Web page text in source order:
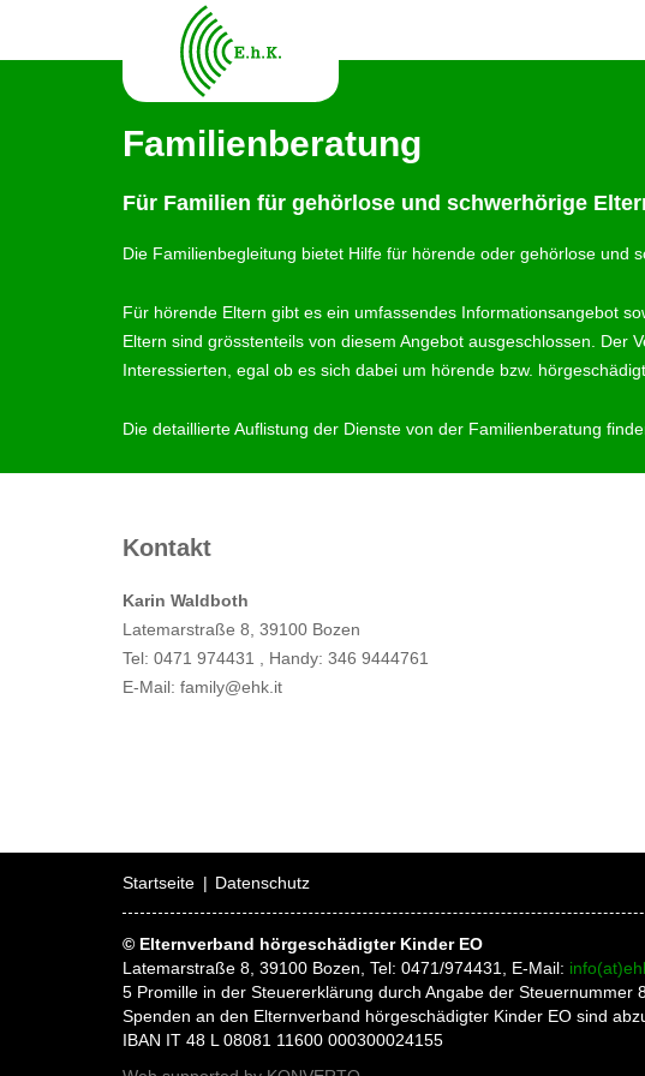
Familienberatung
Für Familien für gehörlose und schwerhörige
Die Familienbegleitung bietet Hilfe für hörende oder gehörlose und
Für hörende Eltern gibt es ein umfassendes Informationsangebot
Eltern sind grösstenteils von diesem Angebot ausgeschlossen. Der
Interessierten, egal ob es sich dabei um hörende bzw.
Die detaillierte Auflistung der Dienste von der Familienberatung
Kontakt
Karin Waldboth
Latemarstraße 8, 39100 Bozen
Tel: 0471 974431 , Handy: 346 9444761
E-Mail: family@ehk.it
Startseite Datenschutz
© Elternverband hörgeschädigter Kinder EO
Latemarstraße 8, 39100 Bozen, Tel: 0471/974431, E-Mail:
5 Promille in der Steuererklärung durch Angabe der Steuernummer
Spenden an den Elternverband hörgeschädigter Kinder EO sind
IBAN IT 48 L 08081 11600 000300024155